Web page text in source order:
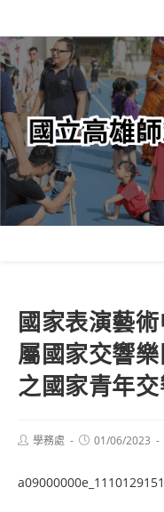
轉
至
主
內
容
國家表演藝
屬國家交響
之國家青年
Post學務處
Post01/06/2023